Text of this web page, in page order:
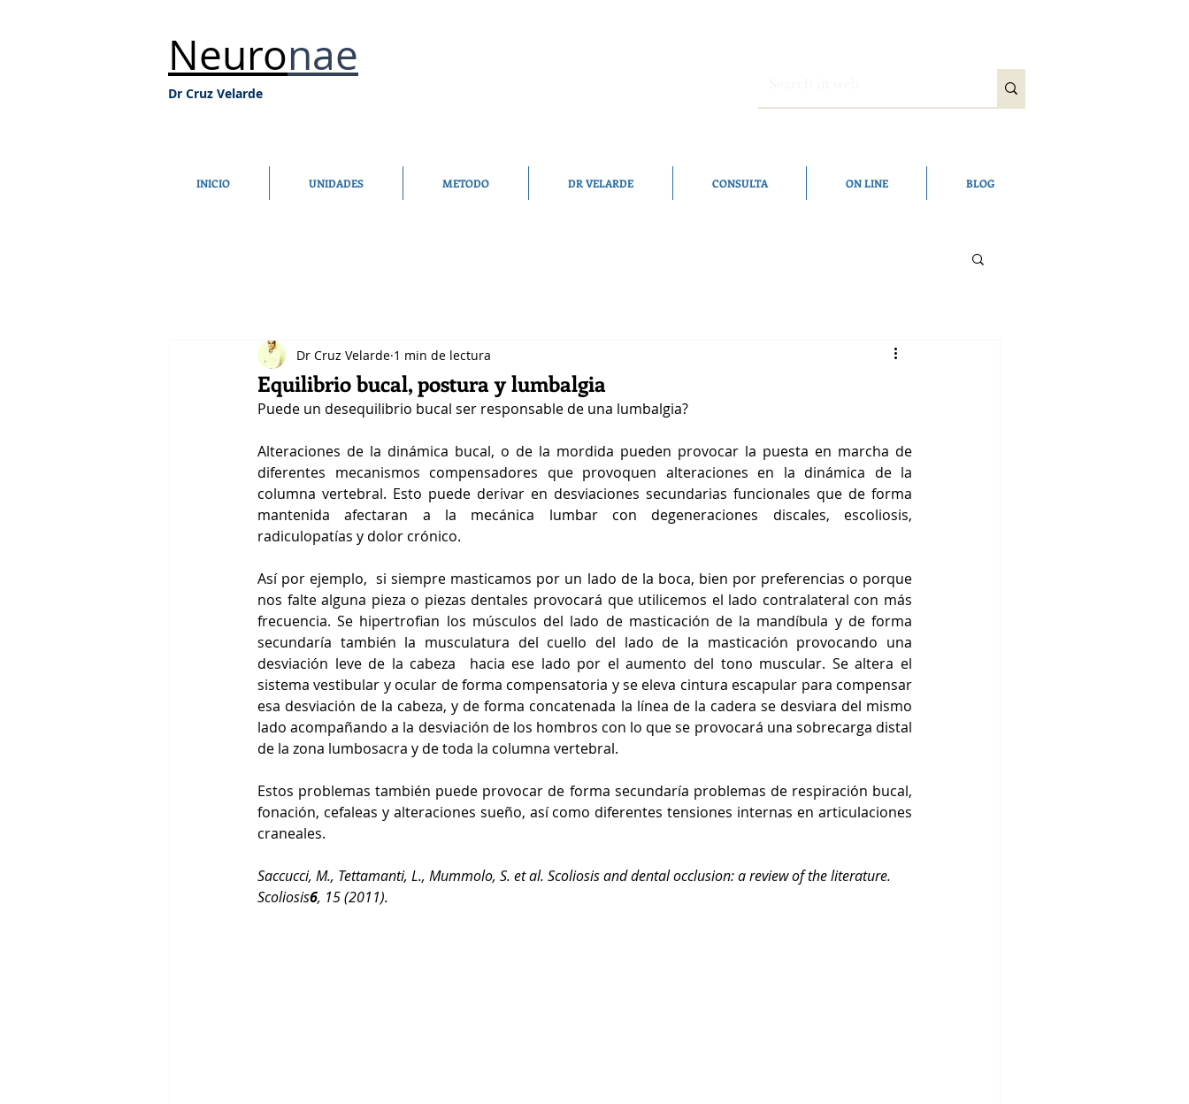
Neuronae
Dr Cruz Velarde
INICIO UNIDADES METODO DR VELARDE CONSULTA ON LINE BLOG
Equilibrio bucal, postura y lumbalgia
Dr Cruz Velarde 1 min de lectura
Puede un desequilibrio bucal ser responsable de una lumbalgia?
Alteraciones de la dinámica bucal, o de la mordida pueden provocar la puesta en marcha de
diferentes mecanismos compensadores que provoquen alteraciones en la dinámica de la
columna vertebral. Esto puede derivar en desviaciones secundarias funcionales que de forma
mantenida afectaran a la mecánica lumbar con degeneraciones discales, escoliosis,
radiculopatías y dolor crónico.
Así por ejemplo,  si siempre masticamos por un lado de la boca, bien por preferencias o porque
nos falte alguna pieza o piezas dentales provocará que utilicemos el lado contralateral con más
frecuencia. Se hipertrofian los músculos del lado de masticación de la mandíbula y de forma
secundaría también la musculatura del cuello del lado de la masticación provocando una
desviación leve de la cabeza  hacia ese lado por el aumento del tono muscular. Se altera el
sistema vestibular y ocular de forma compensatoria y se eleva cintura escapular para compensar
esa desviación de la cabeza, y de forma concatenada la línea de la cadera se desviara del mismo
lado acompañando a la desviación de los hombros con lo que se provocará una sobrecarga distal
de la zona lumbosacra y de toda la columna vertebral.
Estos problemas también puede provocar de forma secundaría problemas de respiración bucal,
fonación, cefaleas y alteraciones sueño, así como diferentes tensiones internas en articulaciones
craneales.
Saccucci, M., Tettamanti, L., Mummolo, S. et al. Scoliosis and dental occlusion: a review of the literature.
Scoliosis6, 15 (2011).